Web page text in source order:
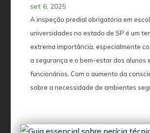
set 6, 2025
A inspeção predial obrigatória em
universidades no estado de SP é um
extrema importância, especialmente
a segurança e o bem-estar dos alunos
funcionários. Com o aumento da
sobre a necessidade de ambientes